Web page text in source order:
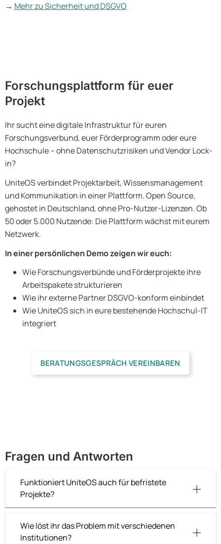
→ Mehr zu Sicherheit und DSGVO
Forschungsplattform für euer
Projekt
Ihr sucht eine digitale Infrastruktur für euren
Forschungsverbund, euer Förderprogramm oder eure
Hochschule – ohne Datenschutzrisiken und Vendor Lock-
in?
UniteOS verbindet Projektarbeit, Wissensmanagement
und Kommunikation in einer Plattform. Open Source,
gehostet in Deutschland, ohne Pro-Nutzer-Lizenzen. Ob
50 oder 5.000 Nutzende: Die Plattform wächst mit eurem
Netzwerk.
In einer persönlichen Demo zeigen wir euch:
Wie Forschungsverbünde und Förderprojekte ihre
Arbeitspakete strukturieren
Wie ihr externe Partner DSGVO-konform einbindet
Wie UniteOS sich in eure bestehende Hochschul-IT
integriert
BERATUNGSGESPRÄCH VEREINBAREN
Fragen und Antworten
Funktioniert UniteOS auch für befristete
Projekte?
Wie löst ihr das Problem mit verschiedenen
Institutionen?